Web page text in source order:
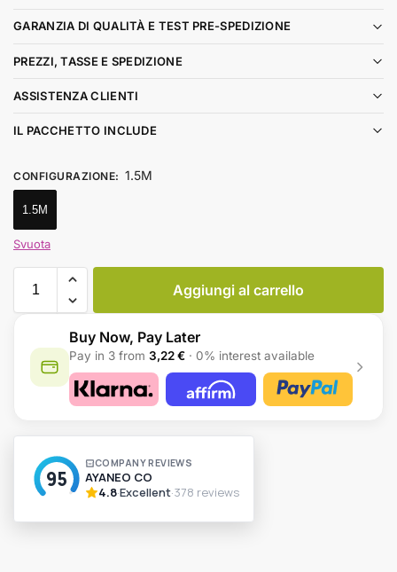
GARANZIA DI QUALITÀ E TEST PRE-SPEDIZIONE
PREZZI, TASSE E SPEDIZIONE
ASSISTENZA CLIENTI
IL PACCHETTO INCLUDE
CONFIGURAZIONE: 1.5M
1.5M
Svuota
Aggiungi al carrello
Buy Now, Pay Later
Pay in 3 from 3,22 € · 0% interest available